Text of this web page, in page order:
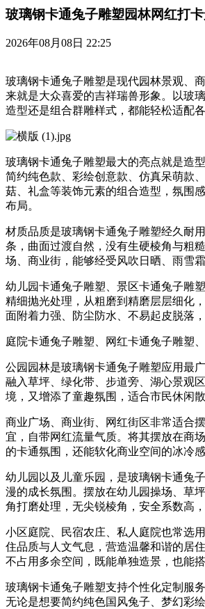
玻璃钢卡通兔子雕塑园林网红打
2026年08月08日 22:25
玻璃钢卡通兔子雕塑是现代园林景观、
来就是大众喜爱的吉祥瑞兽形象。以玻
造型还是组合群雕样式，都能轻松适配
玻璃钢卡通兔子雕塑最大的亮点就是造
简约纯色款、彩绘创意款、仿真呆萌款
菇、礼盒等装饰元素的组合造型，氛围
布局。
材质品质是玻璃钢卡通兔子雕塑经久耐
条，曲面过渡自然，没有生硬棱角与粗
场、商业街，能够经受风吹日晒、雨雪
幼儿园卡通兔子雕塑、景区卡通兔子雕
精细抛光处理，从粗磨到精磨层层细化
面附着力强、防尘防水、不易起皮脱落
庭院卡通兔子雕塑、网红卡通兔子雕塑
公园园林是玻璃钢卡通兔子雕塑应用最
融入草坪、绿化带、步道旁、湖心景观
境，又增添了童趣氛围，适合市民休闲
商业广场、商业街、网红街区非常适合
宜，自带网红流量气质。将其摆放在商
的卡通氛围，还能软化商业空间的冰冷
幼儿园以及儿童乐园，是玻璃钢卡通兔
漫的成长氛围。摆放在幼儿园操场、草
角打磨处理，无尖锐棱角，安全系数高
小区庭院、民宿农庄、私人庭院也常选
住品质与人文气息，营造温馨和谐的居
不占用多余空间，既能单独造景，也能
玻璃钢卡通兔子雕塑支持个性化定制服
无论是想要简约纯色国风兔子、梦幻彩